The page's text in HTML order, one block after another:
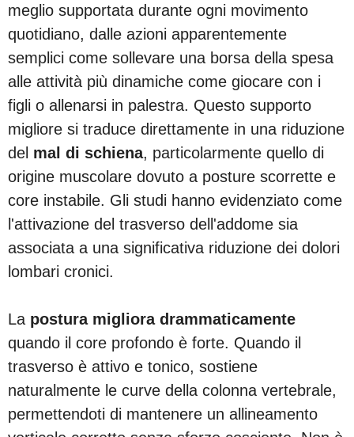
meglio supportata durante ogni movimento
quotidiano, dalle azioni apparentemente
semplici come sollevare una borsa della spesa
alle attività più dinamiche come giocare con i
figli o allenarsi in palestra. Questo supporto
migliore si traduce direttamente in una riduzione
del mal di schiena, particolarmente quello di
origine muscolare dovuto a posture scorrette e
core instabile. Gli studi hanno evidenziato come
l'attivazione del trasverso dell'addome sia
associata a una significativa riduzione dei dolori
lombari cronici.
La postura migliora drammaticamente
quando il core profondo è forte. Quando il
trasverso è attivo e tonico, sostiene
naturalmente le curve della colonna vertebrale,
permettendoti di mantenere un allineamento